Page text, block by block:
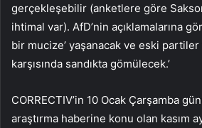
gerçekleşebilir (anketlere göre
ihtimal var). AfD’nin açıklamalarına
bir mucize’ yaşanacak ve eski partiler
karşısında sandıkta gömülecek.’
CORRECTIV’in 10 Ocak Çarşamba
araştırma haberine konu olan kasım